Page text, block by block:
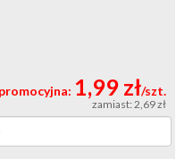
1,99 zł/szt.
zamiast: 2,69 zł